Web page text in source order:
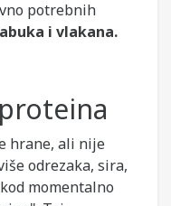
potrebnih
i vlakana.
hrane, ali nije
odrezaka, sira,
momentalno